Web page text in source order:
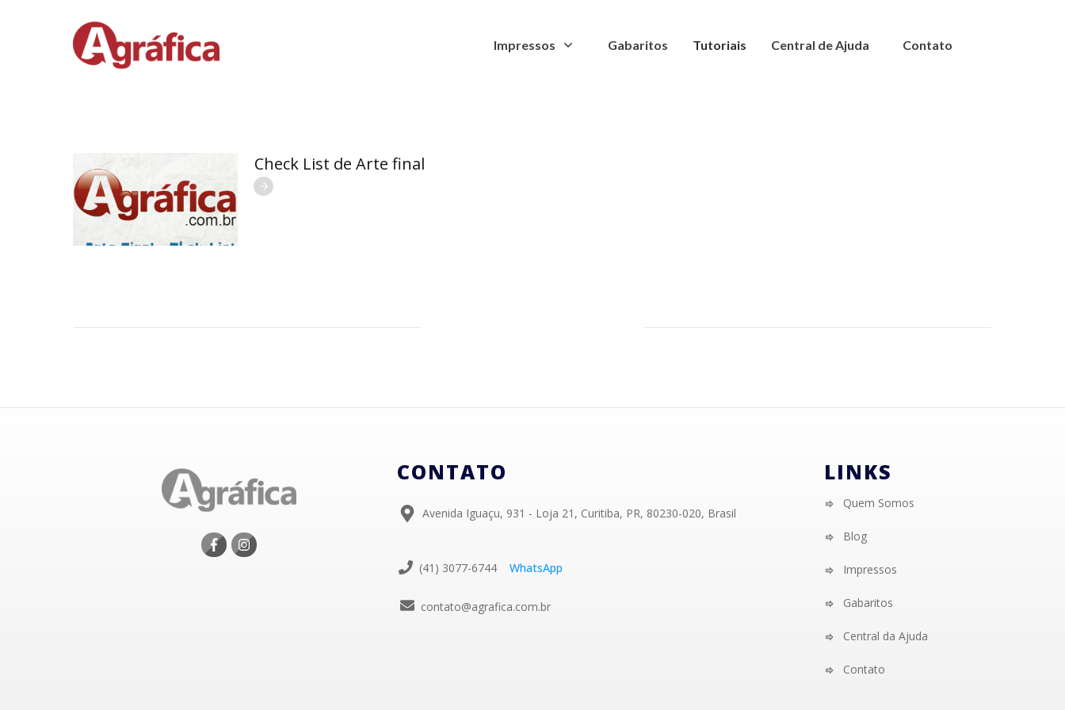
Impressos Gabaritos Tutoriais Central de Ajuda Contato
Check List de Arte final
CONTATO
Avenida Iguaçu, 931 - Loja 21, Curitiba, PR, 80230-020, Brasil
(41) 3077-6744 WhatsApp
contato@agrafica.com.br
LINKS
Quem Somos
Blog
Impressos
Gabaritos
Central da Ajuda
Contato